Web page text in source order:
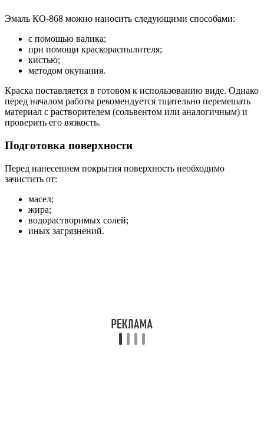
Эмаль КО-868 можно наносить следующими способами:
с помощью валика;
при помощи краскораспылителя;
кистью;
методом окунания.
Краска поставляется в готовом к использованию виде. Однако
перед началом работы рекомендуется тщательно перемешать
материал с растворителем (сольвентом или аналогичным) и
проверить его вязкость.
Подготовка поверхности
Перед нанесением покрытия поверхность необходимо
зачистить от:
масел;
жира;
водорастворимых солей;
иных загрязнений.